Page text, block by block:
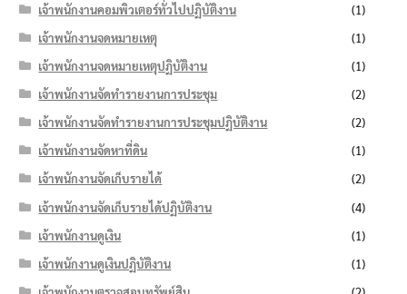
เจ้าพนักงานคอมพิวเตอร์ทั่วไปปฏิบัติงาน
(1)
เจ้าพนักงานจดหมายเหตุ
(1)
เจ้าพนักงานจดหมายเหตุปฏิบัติงาน
(1)
เจ้าพนักงานจัดทำรายงานการประชุม
(2)
เจ้าพนักงานจัดทำรายงานการประชุมปฏิบัติงาน
(2)
เจ้าพนักงานจัดหาที่ดิน
(1)
เจ้าพนักงานจัดเก็บรายได้
(2)
เจ้าพนักงานจัดเก็บรายได้ปฏิบัติงาน
(4)
เจ้าพนักงานดูเงิน
(1)
เจ้าพนักงานดูเงินปฏิบัติงาน
(1)